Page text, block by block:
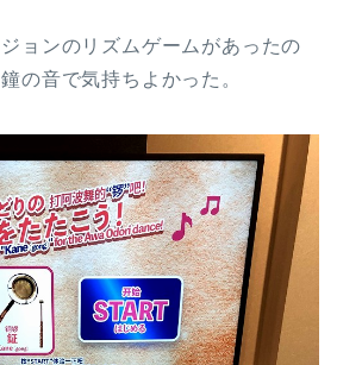
ョンのリズムゲームがあったの
の音で気持ちよかった。